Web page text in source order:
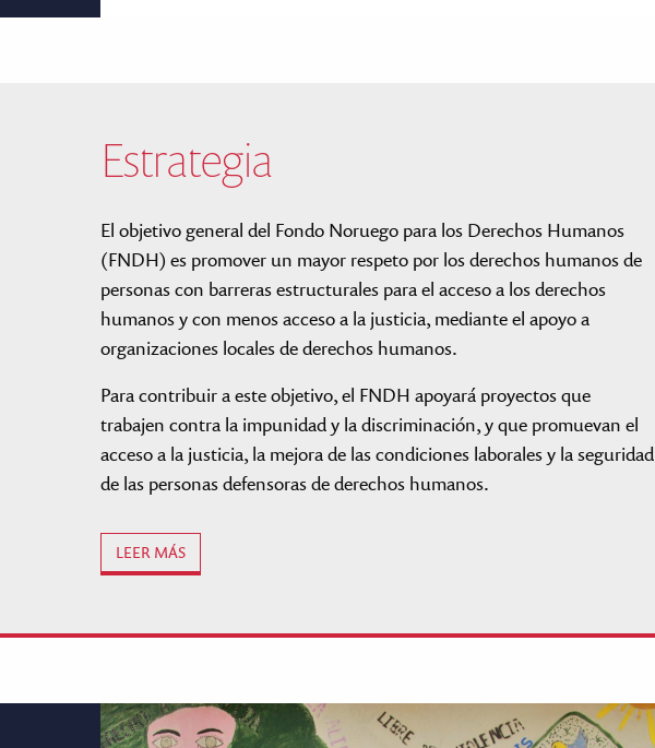
Estrategia
El objetivo general del Fondo Noruego para los Derechos Humanos
(FNDH) es promover un mayor respeto por los derechos humanos de
personas con barreras estructurales para el acceso a los derechos
humanos y con menos acceso a la justicia, mediante el apoyo a
organizaciones locales de derechos humanos.
Para contribuir a este objetivo, el FNDH apoyará proyectos que
trabajen contra la impunidad y la discriminación, y que promuevan el
acceso a la justicia, la mejora de las condiciones laborales y la seguridad
de las personas defensoras de derechos humanos.
LEER MÁS